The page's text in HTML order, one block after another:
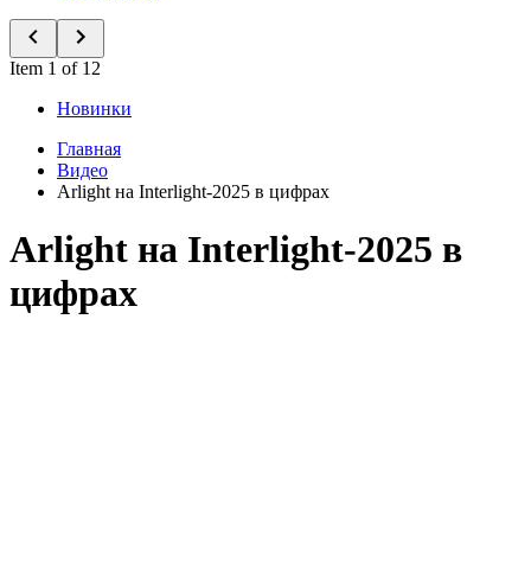
Item 1 of 12
Новинки
Главная
Видео
Arlight на Interlight-2025 в цифрах
Arlight на Interlight-2025 в
цифрах